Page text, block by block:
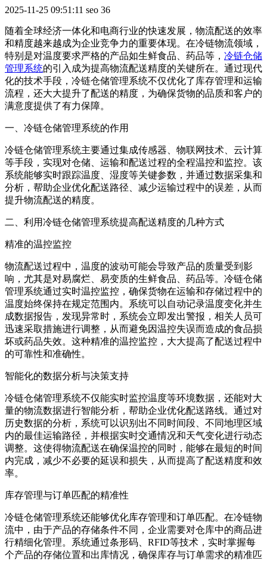
2025-11-25 09:51:11 seo 36
随着全球经济一体化和电商行业的快速发展，物流配送的效率
和精度越来越成为企业竞争力的重要体现。在冷链物流领域，
特别是对温度要求严格的产品如生鲜食品、药品等， 冷链仓储
管理系统的引入成为提高物流配送精度的关键所在。通过现代
化的技术手段，冷链仓储管理系统不仅优化了库存管理和运输
流程，还大大提升了配送的精度，为确保货物的品质和客户的
满意度提供了有力保障。
一、冷链仓储管理系统的作用
冷链仓储管理系统主要通过集成传感器、物联网技术、云计算
等手段，实现对仓储、运输和配送过程的全程温控和监控。该
系统能够实时跟踪温度、湿度等关键参数，并通过数据采集和
分析，帮助企业优化配送路径、减少运输过程中的误差，从而
提升物流配送的精度。
二、利用冷链仓储管理系统提高配送精度的几种方式
精准的温控监控
物流配送过程中，温度的波动可能会导致产品的质量受到影
响，尤其是对易腐烂、易变质的生鲜食品、药品等。冷链仓储
管理系统通过实时温控监控，确保货物在运输和存储过程中的
温度始终保持在规定范围内。系统可以自动记录温度变化并生
成数据报告，发现异常时，系统会立即发出警报，相关人员可
迅速采取措施进行调整，从而避免因温控失误而造成的食品损
坏或药品失效。这种精准的温控监控，大大提高了配送过程中
的可靠性和准确性。
智能化的数据分析与决策支持
冷链仓储管理系统不仅能实时监控温度等环境数据，还能对大
量的物流数据进行智能分析，帮助企业优化配送路线。通过对
历史数据的分析，系统可以识别出不同时间段、不同地理区域
内的最佳运输路径，并根据实时交通情况和天气变化进行动态
调整。这使得物流配送在确保温控的同时，能够在最短的时间
内完成，减少不必要的延误和损失，从而提高了配送精度和效
率。
库存管理与订单匹配的精准性
冷链仓储管理系统还能够优化库存管理和订单匹配。在冷链物
流中，由于产品的存储条件不同，企业需要对仓库中的商品进
行精细化管理。系统通过条形码、RFID等技术，实时掌握每
个产品的存储位置和出库情况，确保库存与订单需求的精准匹